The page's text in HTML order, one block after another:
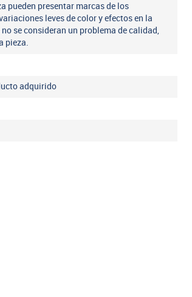
pueden presentar marcas de los
leves de color y efectos en la
se consideran un problema de calidad,
pieza.
adquirido